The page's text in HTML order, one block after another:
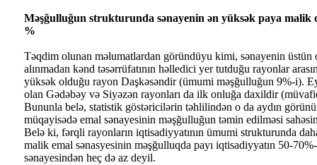
Məşğulluğun strukturunda sənayenin ən yüksək paya malik
%
Təqdim olunan məlumatlardan göründüyu kimi, sənayenin üstün
alınmadan kənd təsərrüfatının həlledici yer tutduğu rayonlar
yüksək olduğu rayon Daşkəsəndir (ümumi məşğulluğun 9%-i).
olan Gədəbəy və Siyəzən rayonları da ilk onluğa daxildir
Bununla belə, statistik göstəricilərin təhlilindən o da aydın
müqayisədə emal sənayesinin məşğulluğun təmin edilməsi
Belə ki, fərqli rayonların iqtisadiyyatının ümumi strukturunda
malik emal sənasyesinin məşğulluqda payı iqtisadiyyatın 50-
sənayesindən heç də az deyil.